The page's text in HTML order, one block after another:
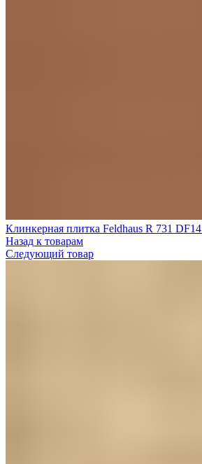
Клинкерная плитка Feldhaus R 731 DF14
Назад к товарам
Следующий товар